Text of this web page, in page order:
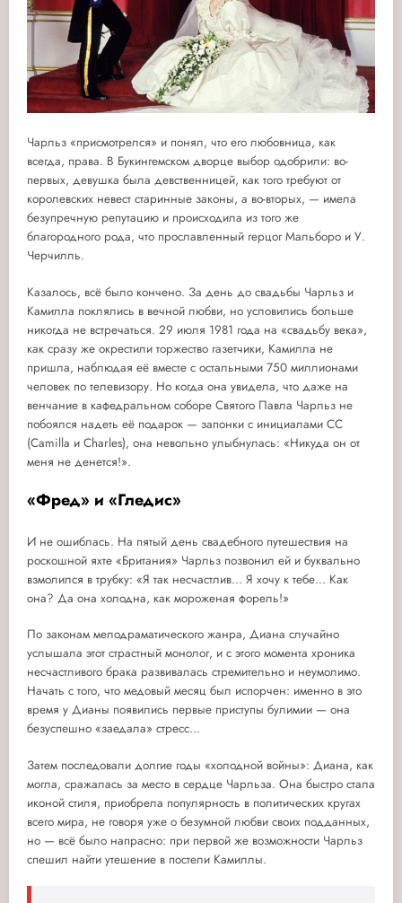
Чарльз «присмотрелся» и понял, что его любовница, как
всегда, права. В Букингемском дворце выбор одобрили: во-
первых, девушка была девственницей, как того требуют от
королевских невест старинные законы, а во-вторых, — имела
безупречную репутацию и происходила из того же
благородного рода, что прославленный герцог Мальборо и У.
Черчилль.
Казалось, всё было кончено. За день до свадьбы Чарльз и
Камилла поклялись в вечной любви, но условились больше
никогда не встречаться. 29 июля 1981 года на «свадьбу века»,
как сразу же окрестили торжество газетчики, Камилла не
пришла, наблюдая её вместе с остальными 750 миллионами
человек по телевизору. Но когда она увидела, что даже на
венчание в кафедральном соборе Святого Павла Чарльз не
побоялся надеть её подарок — запонки с инициалами СС
(Camilla и Charles), она невольно улыбнулась: «Никуда он от
меня не денется!».
«Фред» и «Гледис»
И не ошиблась. На пятый день свадебного путешествия на
роскошной яхте «Британия» Чарльз позвонил ей и буквально
взмолился в трубку: «Я так несчастлив... Я хочу к тебе... Как
она? Да она холодна, как мороженая форель!»
По законам мелодраматического жанра, Диана случайно
услышала этот страстный монолог, и с этого момента хроника
несчастливого брака развивалась стремительно и неумолимо.
Начать с того, что медовый месяц был испорчен: именно в это
время у Дианы появились первые приступы булимии — она
безуспешно «заедала» стресс…
Затем последовали долгие годы «холодной войны»: Диана, как
могла, сражалась за место в сердце Чарльза. Она быстро стала
иконой стиля, приобрела популярность в политических кругах
всего мира, не говоря уже о безумной любви своих подданных,
но — всё было напрасно: при первой же возможности Чарльз
спешил найти утешение в постели Камиллы.